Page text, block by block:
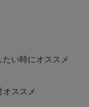
い時にオススメ
ススメ